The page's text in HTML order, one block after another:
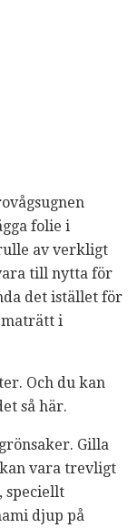
folie i
av verkligt
till nytta för
det istället för
maträtt i
Och du kan
så här.
Gilla
kan vara trevligt
speciellt
djup på